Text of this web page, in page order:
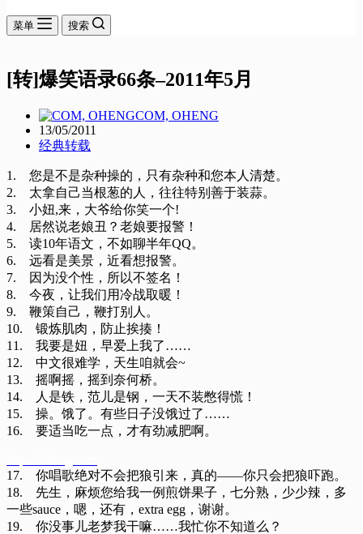
菜单 搜索
[转]爆笑语录66条–2011年5月
COM, OHENG
13/05/2011
经典转载
1. 您是不是杂种操的，只有杂种和您本人清楚。
2. 太拿自己当根葱的人，往往特别善于装蒜。
3. 小妞,来，大爷给你笑一个!
4. 居然说老娘丑？老娘要报警！
5. 读10年语文，不如聊半年QQ。
6. 远看是美景，近看想报警。
7. 因为没个性，所以不签名！
8. 今夜，让我们用冷战取暖！
9. 鞭策自己，鞭打别人。
10. 锻炼肌肉，防止挨揍！
11. 我要是妞，早爱上我了……
12. 中文很难学，天生咱就会~
13. 摇啊摇，摇到奈何桥。
14. 人是铁，范儿是钢，一天不装憋得慌！
15. 操。饿了。有些日子没饿过了……
16. 要适当吃一点，才有劲减肥啊。
17. 你唱歌绝对不会把狼引来，真的——你只会把狼吓跑。
18. 先生，麻烦您给我一例煎饼果子，七分熟，少少辣，多
一些sauce，嗯，还有，extra egg，谢谢。
19. 你没事儿老梦我干嘛……我忙你不知道么？